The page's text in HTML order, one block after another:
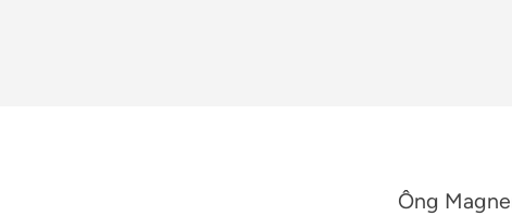
Ông